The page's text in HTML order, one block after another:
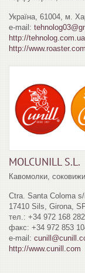
Україна, 61004, м.
e-mail:
http://tehnolog.com.ua
http://
MOLCUNILL S.L.
Кавомолки,
Ctra. Santa Coloma
17410 Sils, Girona,
тел.: +34 972 168 282
факс: +34 972 853
e-mail:
http://www.cunill.com